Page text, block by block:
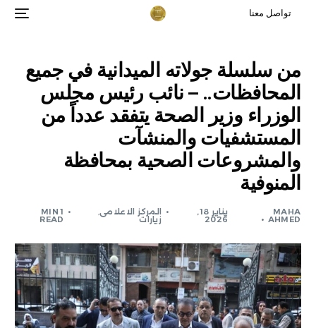
تواصل معنا
من سلسلة جولاته الميدانية في جميع
المحافظات.. – نائب رئيس مجلس
الوزراء وزير الصحة يتفقد عدداً من
المستشفيات والمنشآت
والمشروعات الصحية بمحافظة
المنوفية
MAHA
AHMED
يناير 18,
2026
المركز الاعلامى,
زيارات
1 MIN
READ